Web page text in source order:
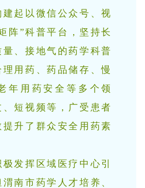
起以微信公众号、视
阵”科普平台，坚持长
、接地气的药学科普
用药、药品储存、慢
年用药安全等多个领
短视频等，广受患者
升了群众安全用药素
发挥区域医疗中心引
南市药学人才培养、